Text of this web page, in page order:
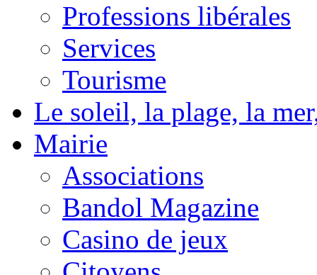
Professions libérales
Services
Tourisme
Le soleil, la plage, la
Mairie
Associations
Bandol Magazine
Casino de jeux